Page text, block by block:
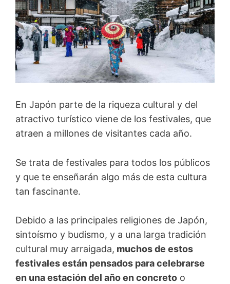
En Japón parte de la riqueza cultural y del
atractivo turístico viene de los festivales, que
atraen a millones de visitantes cada año.
Se trata de festivales para todos los públicos
y que te enseñarán algo más de esta cultura
tan fascinante.
Debido a las principales religiones de Japón,
sintoísmo y budismo, y a una larga tradición
cultural muy arraigada, muchos de estos
festivales están pensados para celebrarse
en una estación del año en concreto o